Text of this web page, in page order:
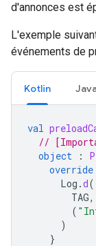
d'annonces est
L'exemple
événements de
Kotlin
val
//
object
:
override
Log .d(
TAG,
(
)
}